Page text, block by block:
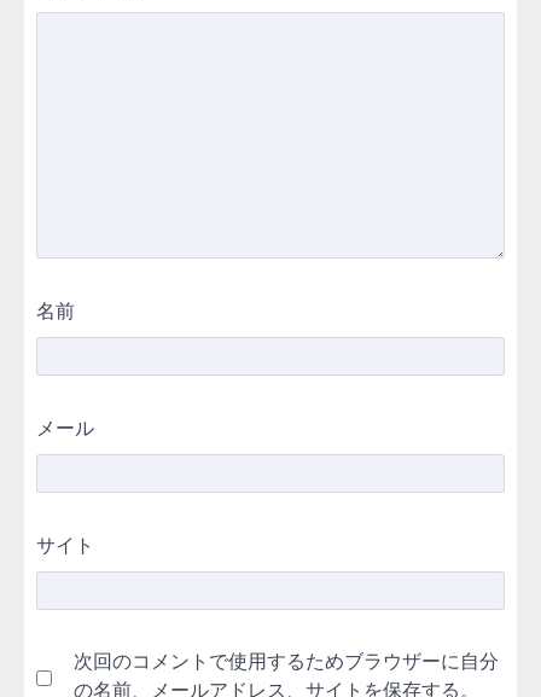
名前
メール
サイト
次回のコメントで使用するためブラウザーに自分
の名前、メールアドレス、サイトを保存する。